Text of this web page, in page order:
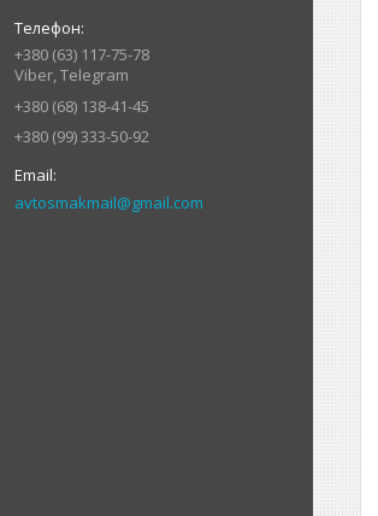
+380 (63) 117-75-78
Viber, Telegram
+380 (68) 138-41-45
+380 (99) 333-50-92
avtosmakmail@gmail.com